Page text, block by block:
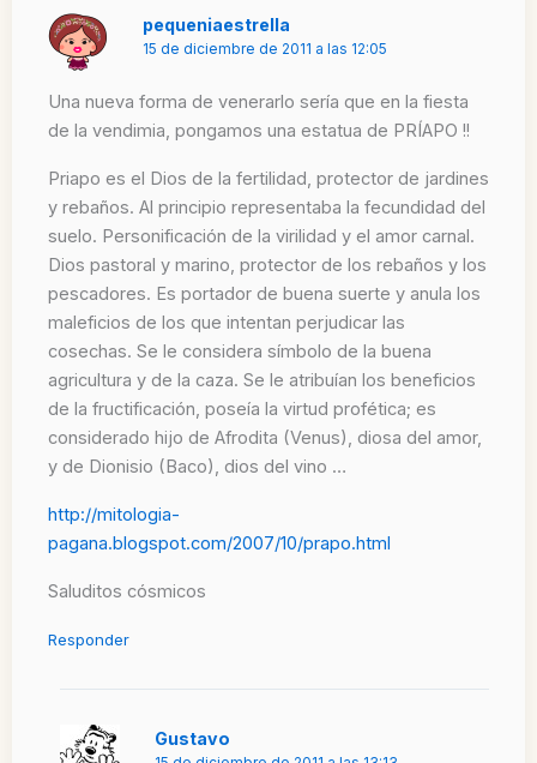
pequeniaestrella
15 de diciembre de 2011 a las 12:05
Una nueva forma de venerarlo sería que en la fiesta
de la vendimia, pongamos una estatua de PRÍAPO !!
Priapo es el Dios de la fertilidad, protector de jardines
y rebaños. Al principio representaba la fecundidad del
suelo. Personificación de la virilidad y el amor carnal.
Dios pastoral y marino, protector de los rebaños y los
pescadores. Es portador de buena suerte y anula los
maleficios de los que intentan perjudicar las
cosechas. Se le considera símbolo de la buena
agricultura y de la caza. Se le atribuían los beneficios
de la fructificación, poseía la virtud profética; es
considerado hijo de Afrodita (Venus), diosa del amor,
y de Dionisio (Baco), dios del vino …
http://mitologia-
pagana.blogspot.com/2007/10/prapo.html
Saluditos cósmicos
Responder
Gustavo